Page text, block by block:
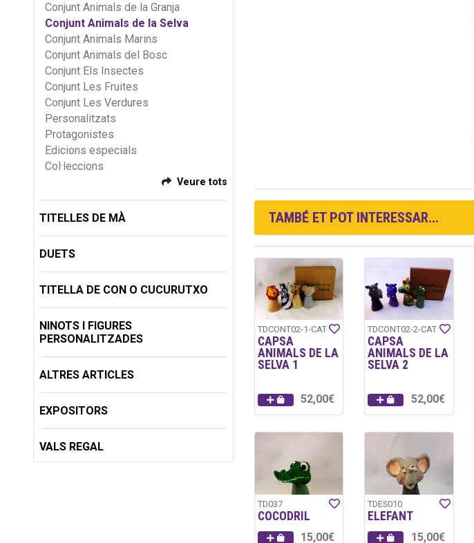
Conjunt Animals de la Granja
Conjunt Animals de la Selva
Conjunt Animals Marins
Conjunt Animals del Bosc
Conjunt Els Insectes
Conjunt Les Fruites
Conjunt Les Verdures
Personalitzats
Protagonistes
Edicions especials
Col·leccions
Veure tots
TITELLES DE MÀ
DUETS
TITELLA DE CON O CUCURUTXO
NINOTS I FIGURES
PERSONALITZADES
ALTRES ARTICLES
EXPOSITORS
VALS REGAL
TAMBÉ ET POT INTERESSAR...
TDCONT02-1-CAT
CAPSA
ANIMALS DE LA
SELVA 1
52,00€
TDCONT02-2-CAT
CAPSA
ANIMALS DE LA
SELVA 2
52,00€
TD037
COCODRIL
15,00€
TDES010
ELEFANT
15,00€